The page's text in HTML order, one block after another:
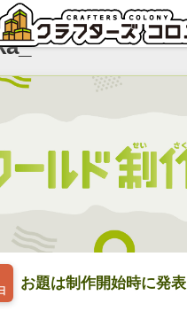
お題は制作開始時に発表